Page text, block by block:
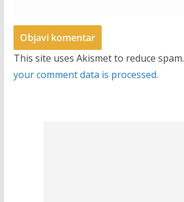
This site uses Akismet to reduce spam.
your comment data is processed.